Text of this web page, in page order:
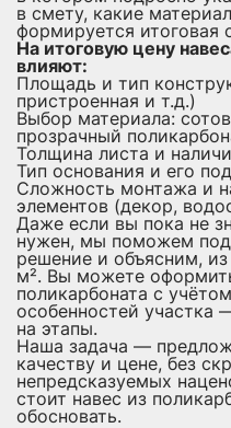
в смету, какие
формируется итоговая
На итоговую цену
влияют:
Площадь и тип
пристроенная и т.д.)
Выбор материала:
прозрачный
Толщина листа и
Тип основания и его
Сложность монтажа и
элементов (декор,
Даже если вы пока не
нужен, мы поможем
решение и объясним, из
м². Вы можете
поликарбоната с
особенностей участка
на этапы.
Наша задача —
качеству и цене, без
непредсказуемых
стоит навес из
обосновать.